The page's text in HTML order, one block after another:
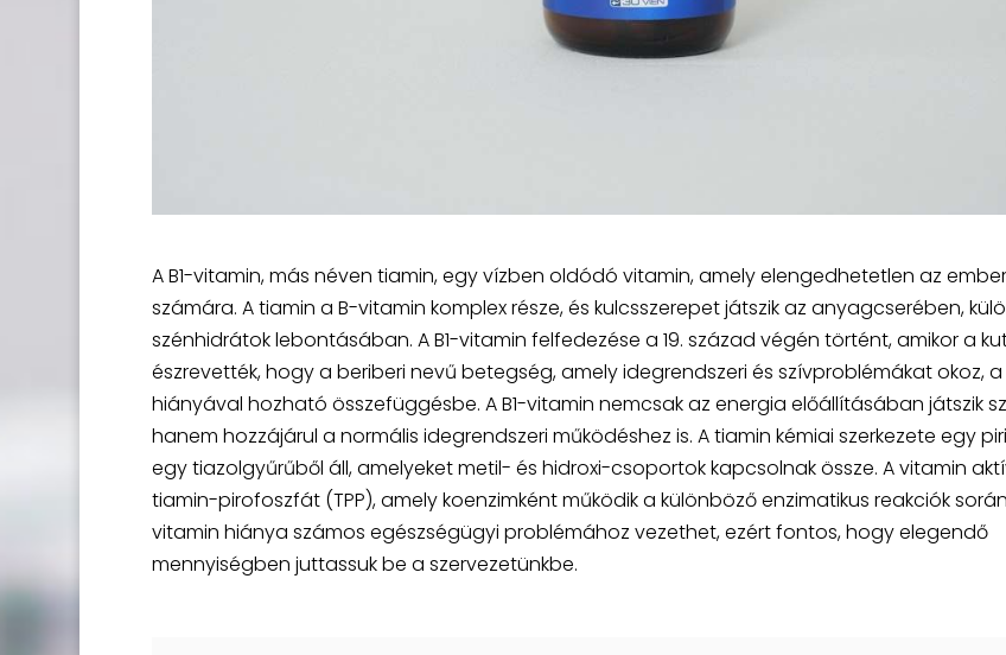
A B1-vitamin, más néven tiamin, egy vízben oldódó vitamin, amely elengedhetetlen az
számára. A tiamin a B-vitamin komplex része, és kulcsszerepet játszik az anyagcserében,
szénhidrátok lebontásában. A B1-vitamin felfedezése a 19. század végén történt, amikor a
észrevették, hogy a beriberi nevű betegség, amely idegrendszeri és szívproblémákat okoz,
hiányával hozható összefüggésbe. A B1-vitamin nemcsak az energia előállításában játszik
hanem hozzájárul a normális idegrendszeri működéshez is. A tiamin kémiai szerkezete egy
egy tiazolgyűrűből áll, amelyeket metil- és hidroxi-csoportok kapcsolnak össze. A vitamin
tiamin-pirofoszfát (TPP), amely koenzimként működik a különböző enzimatikus reakciók
vitamin hiánya számos egészségügyi problémához vezethet, ezért fontos, hogy elegendő
mennyiségben juttassuk be a szervezetünkbe.